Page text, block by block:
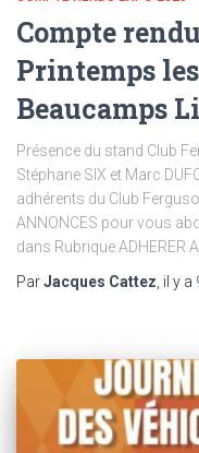
Compte
Printemps
Beaucamps
Présence du stand Club
Stéphane SIX et Marc
adhérents du Club
ANNONCES pour vous
dans Rubrique ADHERER
ParJacques Cattez , il y a